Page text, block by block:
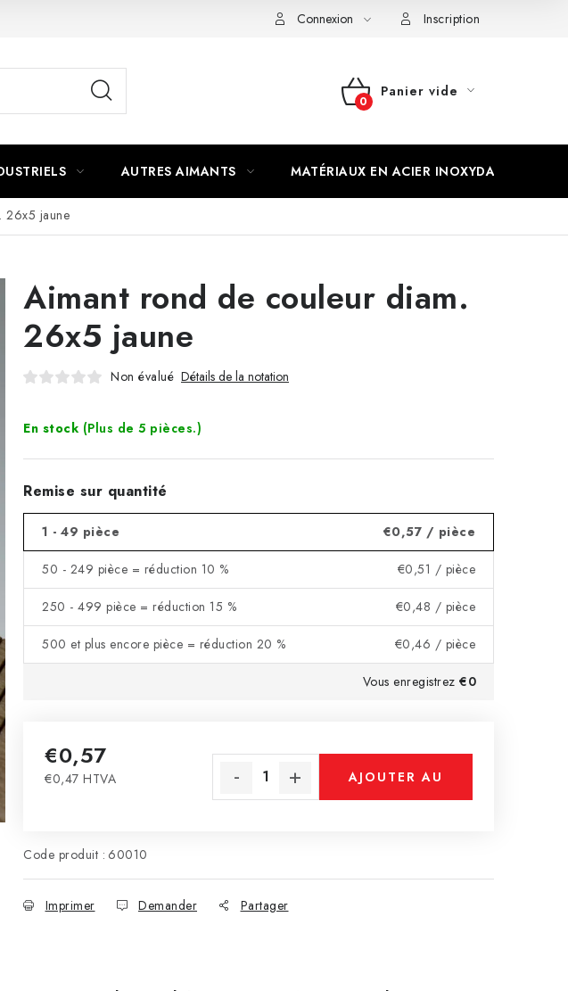
du contrat Connexion Inscription
PANIER
Panier vide
AUTRES AIMANTS MATÉRIAUX EN ACIER INOXYDABLE
26x5 jaune
Aimant rond de couleur diam.
26x5 jaune
Non évalué Détails de la notation
En stock (Plus de 5 pièces.)
Remise sur quantité
1 - 49 pièce €0,57 / pièce
50 - 249 pièce = réduction 10 % €0,51 / pièce
250 - 499 pièce = réduction 15 % €0,48 / pièce
500 et plus encore pièce = réduction 20 % €0,46 / pièce
Vous enregistrez €0
€0,57
€0,47 HTVA AJOUTER AU
Code produit : 60010
Imprimer Demander Partager